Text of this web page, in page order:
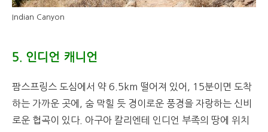
Indian Canyon
5. 인디언 캐니언
팜스프링스 도심에서 약 6.5km 떨어져 있어, 15분이면 도착
하는 가까운 곳에, 숨 막힐 듯 경이로운 풍경을 자랑하는 신비
로운 협곡이 있다. 아구아 칼리엔테 인디언 부족의 땅에 위치